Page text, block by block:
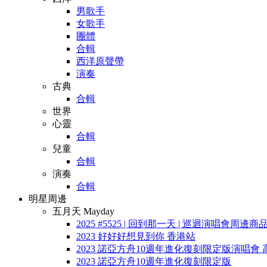
男歌手
女歌手
團體
合輯
西洋原聲帶
演奏
古典
合輯
世界
心靈
合輯
兒童
合輯
演奏
合輯
明星周邊
五月天 Mayday
2025 #5525 | 回到那一天 | 巡迴演唱會周邊商品
2023 好好好想見到你 香港站
2023 諾亞方舟10週年進化復刻限定版演唱會
2023 諾亞方舟10週年進化復刻限定版